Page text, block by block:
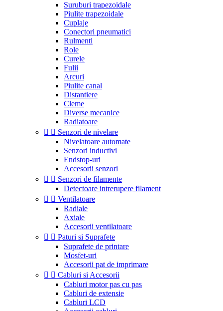
Suruburi trapezoidale
Piulite trapezoidale
Cuplaje
Conectori pneumatici
Rulmenti
Role
Curele
Fulii
Arcuri
Piulite canal
Distantiere
Cleme
Diverse mecanice
Radiatoare
  Senzori de nivelare
Nivelatoare automate
Senzori inductivi
Endstop-uri
Accesorii senzori
  Senzori de filamente
Detectoare intrerupere filament
  Ventilatoare
Radiale
Axiale
Accesorii ventilatoare
  Paturi si Suprafete
Suprafete de printare
Mosfet-uri
Accesorii pat de imprimare
  Cabluri si Accesorii
Cabluri motor pas cu pas
Cabluri de extensie
Cabluri LCD